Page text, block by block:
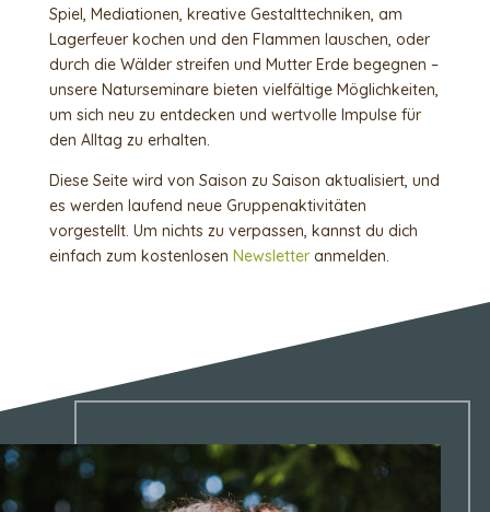
Spiel, Mediationen, kreative Gestalttechniken, am
Lagerfeuer kochen und den Flammen lauschen, oder
durch die Wälder streifen und Mutter Erde begegnen –
unsere Naturseminare bieten vielfältige Möglichkeiten,
um sich neu zu entdecken und wertvolle Impulse für
den Alltag zu erhalten.
Diese Seite wird von Saison zu Saison aktualisiert, und
es werden laufend neue Gruppenaktivitäten
vorgestellt. Um nichts zu verpassen, kannst du dich
einfach zum kostenlosen Newsletteranmelden.